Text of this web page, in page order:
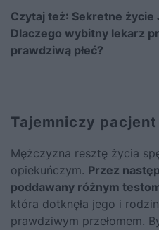
Czytaj też: Sekretne życie
Dlaczego wybitny lekarz
prawdziwą płeć?
Tajemniczy pacjent
Mężczyzna resztę życia
opiekuńczym. Przez
poddawany różnym
która dotknęła jego i
prawdziwym przełomem.